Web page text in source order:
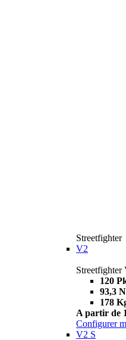
Streetfighter
V2
Streetfighter
120
93,3
178
A partir de
Configurer
V2 S